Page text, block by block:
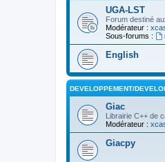
UGA-LST
Forum destiné
Modérateur :
Sous-forums :
English
DEVELOPPEMENT/
Giac
Librairie C++ de
Modérateur :
Giacpy